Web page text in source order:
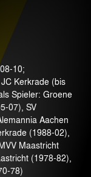
10;
Kerkrade (bis
Spieler: Groene
07), SV
Aachen
(1988-02),
Maastricht
(1978-82),
78)